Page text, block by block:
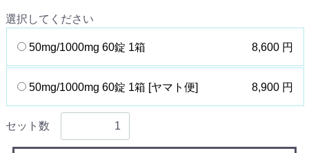
選択してください
50mg/1000mg 60錠 1箱 8,600 円
50mg/1000mg 60錠 1箱 [ヤマト便] 8,900 円
セット数